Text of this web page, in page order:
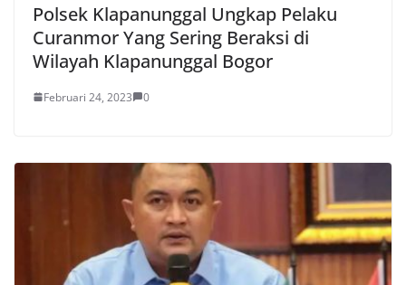
Polsek Klapanunggal Ungkap Pelaku
Curanmor Yang Sering Beraksi di
Wilayah Klapanunggal Bogor
Februari 24, 2023 0